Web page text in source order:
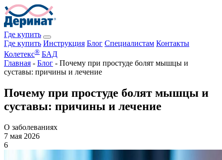
Где купить
Где купить Инструкция Блог Специалистам Контакты
Колетекс® БАД
Главная - Блог - Почему при простуде болят мышцы и
суставы: причины и лечение
Почему при простуде болят мышцы и
суставы: причины и лечение
О заболеваниях
7 мая 2026
6